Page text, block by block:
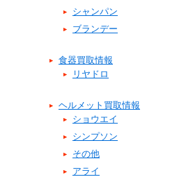
シャンパン
ブランデー
食器買取情報
リヤドロ
ヘルメット買取情報
ショウエイ
シンプソン
その他
アライ